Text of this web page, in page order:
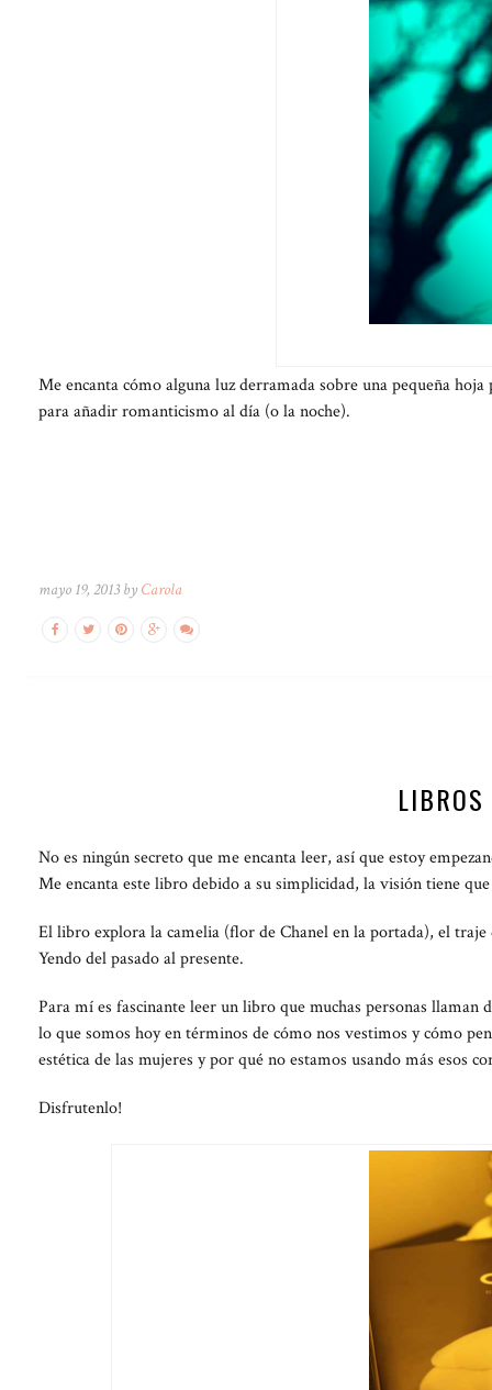
Me encanta cómo alguna luz derramada sobre una pequeña
para añadir romanticismo al día (o la noche).
mayo 19, 2013 by Carola
No es ningún secreto que me encanta leer, así que estoy
Me encanta este libro debido a su simplicidad, la visión tiene
El libro explora la camelia (flor de Chanel en la portada), el traje
Yendo del pasado al presente.
Para mí es fascinante leer un libro que muchas personas
lo que somos hoy en términos de cómo nos vestimos y cómo
estética de las mujeres y por qué no estamos usando más esos
Disfrutenlo!